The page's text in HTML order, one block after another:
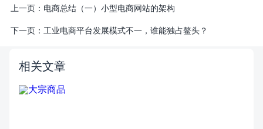
上一页： 电商总结（一）小型电商网站的架构
下一页： 工业电商平台发展模式不一，谁能独占鳌头？
相关文章